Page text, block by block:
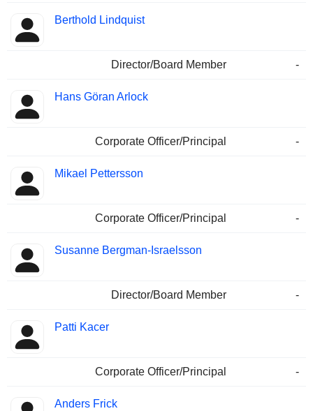
Berthold Lindquist
Director/Board Member -
Hans Göran Arlock
Corporate Officer/Principal -
Mikael Pettersson
Corporate Officer/Principal -
Susanne Bergman-Israelsson
Director/Board Member -
Patti Kacer
Corporate Officer/Principal -
Anders Frick